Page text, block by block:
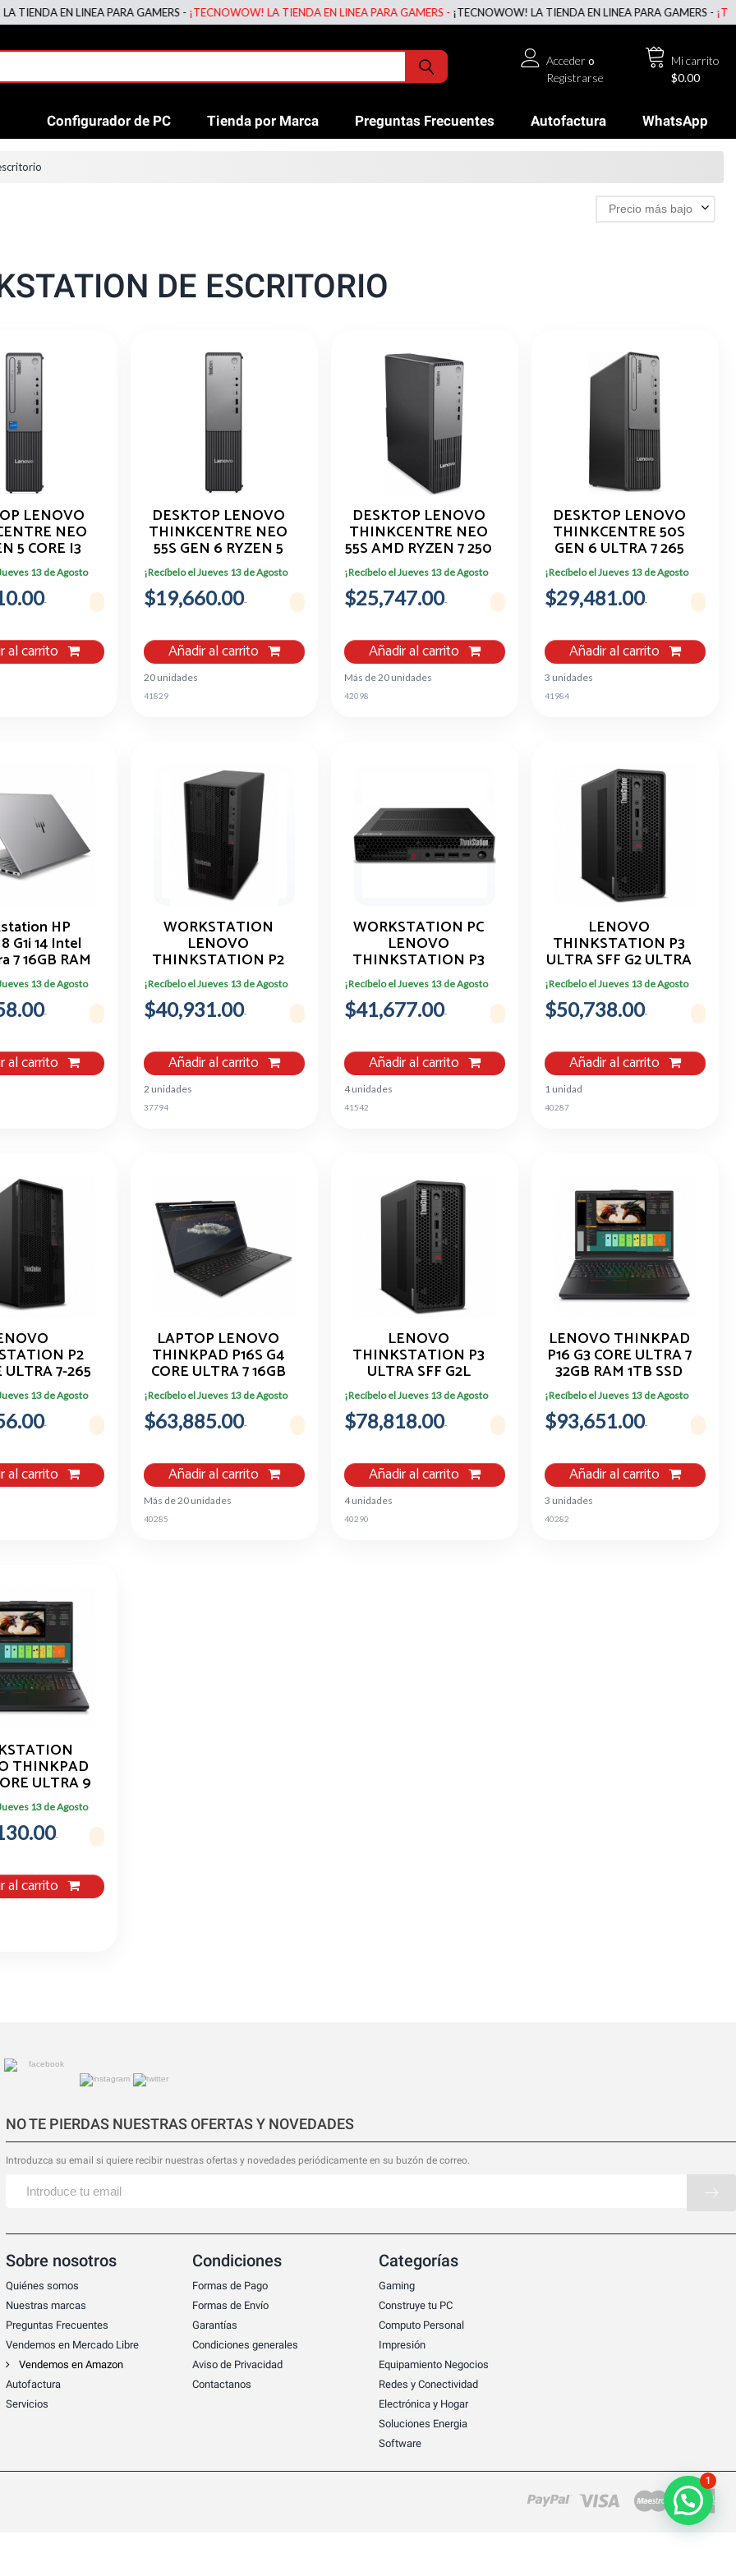
EN LINEA PARA GAMERS -¡TECNOWOW! LA TIENDA EN LINEA PARA GAMERS -¡TECNOWOW! LA TIENDA EN LINEA PARA GAMERS -
Mi carrito
$0.00
Accedero
Registrarse
Configurador de PC Tienda por Marca Preguntas Frecuentes Autofactura WhatsApp
Precio más bajo
DE ESCRITORIO
LENOVO
NEO
5 CORE I3
512GB
13 de Agosto
al carrito
DESKTOP LENOVO
THINKCENTRE NEO
55S GEN 6 RYZEN 5
32GB 512GB SSD
¡Recíbelo el Jueves 13 de Agosto
$19,660.00
Añadir al carrito
20 unidades
41829
DESKTOP LENOVO
THINKCENTRE NEO
55S AMD RYZEN 7 250
16GB 1TB SSD
¡Recíbelo el Jueves 13 de Agosto
$25,747.00
Añadir al carrito
Más de 20 unidades
42098
DESKTOP LENOVO
THINKCENTRE 50S
GEN 6 ULTRA 7 265
16GB 1TB SSD
¡Recíbelo el Jueves 13 de Agosto
$29,481.00
Añadir al carrito
3 unidades
41984
HP
G1i 14 Intel
7 16GB RAM
Windows 11
Pro 13 de Agosto
al carrito
WORKSTATION
LENOVO
THINKSTATION P2
I7-14700 16GB 512GB
SSD T1000
¡Recíbelo el Jueves 13 de Agosto
$40,931.00
Añadir al carrito
2 unidades
37794
WORKSTATION PC
LENOVO
THINKSTATION P3
ULTRA 7 265 16GB
512GB SSD
¡Recíbelo el Jueves 13 de Agosto
$41,677.00
Añadir al carrito
4 unidades
41542
LENOVO
THINKSTATION P3
ULTRA SFF G2 ULTRA
7 16GB RAM 512GB
SSD
¡Recíbelo el Jueves 13 de Agosto
$50,738.00
Añadir al carrito
1 unidad
40287
P2
ULTRA 7-265
512GB SSD
13 de Agosto
al carrito
LAPTOP LENOVO
THINKPAD P16S G4
CORE ULTRA 7 16GB
RAM 512GB SSD
¡Recíbelo el Jueves 13 de Agosto
$63,885.00
Añadir al carrito
Más de 20 unidades
40285
LENOVO
THINKSTATION P3
ULTRA SFF G2L
ULTRA 9 32GB RAM
1TB SSD
¡Recíbelo el Jueves 13 de Agosto
$78,818.00
Añadir al carrito
4 unidades
40290
LENOVO THINKPAD
P16 G3 CORE ULTRA 7
32GB RAM 1TB SSD
RTX3000
¡Recíbelo el Jueves 13 de Agosto
$93,651.00
Añadir al carrito
3 unidades
40282
THINKPAD
ULTRA 9
2TB SSD
13 de Agosto
al carrito
NO TE PIERDAS NUESTRAS OFERTAS Y NOVEDADES
Introduzca su email si quiere recibir nuestras ofertas y novedades periódicamente en su buzón de correo.
Sobre nosotros
Quiénes somos
Nuestras marcas
Preguntas Frecuentes
Vendemos en Mercado Libre
Vendemos en Amazon
Autofactura
Servicios
Condiciones
Formas de Pago
Formas de Envío
Garantías
Condiciones generales
Aviso de Privacidad
Contactanos
Categorías
Gaming
Construye tu PC
Computo Personal
Impresión
Equipamiento Negocios
Redes y Conectividad
Electrónica y Hogar
Soluciones Energia
Software
1